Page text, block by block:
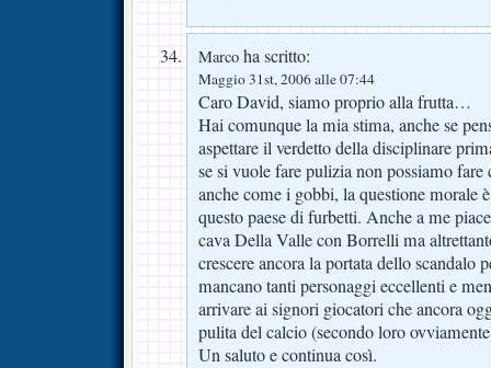
Marco ha scritto:
Maggio 31st, 2006 alle 07:44
Caro David, siamo proprio alla frutta…
Hai comunque la mia stima, anche se
aspettare il verdetto della disciplinare
se si vuole fare pulizia non possiamo
anche come i gobbi, la questione morale
questo paese di furbetti. Anche a me
cava Della Valle con Borrelli ma
crescere ancora la portata dello scandalo
mancano tanti personaggi eccellenti e
arrivare ai signori giocatori che ancora
pulita del calcio (secondo loro
Un saluto e continua così.